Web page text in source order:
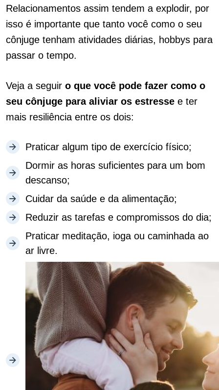
Relacionamentos assim tendem a explodir, por
isso é importante que tanto você como o seu
cônjuge tenham atividades diárias, hobbys para
passar o tempo.
Veja a seguir o que você pode fazer como o
seu cônjuge para aliviar os estresse e ter
mais resiliência entre os dois:
Praticar algum tipo de exercício físico;
Dormir as horas suficientes para um bom
descanso;
Cuidar da saúde e da alimentação;
Reduzir as tarefas e compromissos do dia;
Praticar meditação, ioga ou caminhada ao
ar livre.